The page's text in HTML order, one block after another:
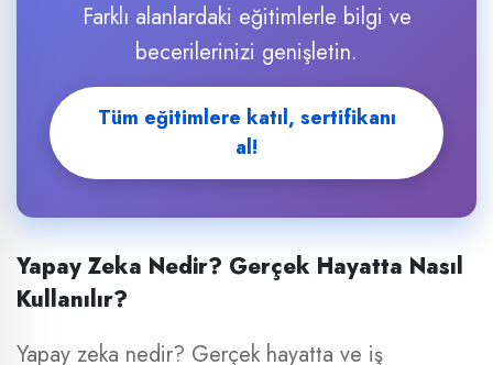
Farklı alanlardaki eğitimlerle bilgi ve
becerilerinizi genişletin.
Tüm eğitimlere katıl, sertifikanı
al!
Yapay Zeka Nedir? Gerçek Hayatta Nasıl
Kullanılır?
Yapay zeka nedir? Gerçek hayatta ve iş